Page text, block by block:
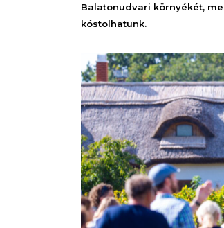
Balatonudvari környékét,
kóstolhatunk.